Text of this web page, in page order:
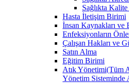
Sağlıkta
Hasta İletişim Birimi
İnsan Kaynakları ve
Enfeksiyonların
Çalışan Hakları ve
Satın Alma
Eğitim Birimi
Atık Yönetimi(Tüm
Yönetim Sisteminde